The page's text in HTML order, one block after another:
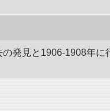
発見と1906-1908年